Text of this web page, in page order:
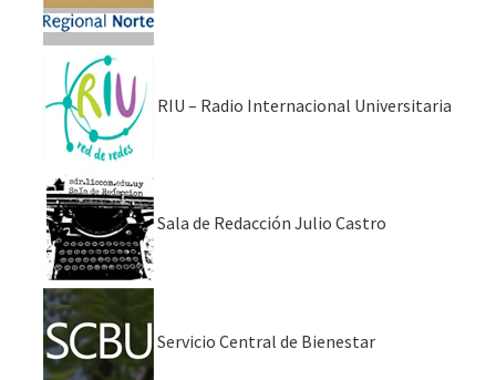
RIU – Radio Internacional Universitaria
Sala de Redacción Julio Castro
Servicio Central de Bienestar